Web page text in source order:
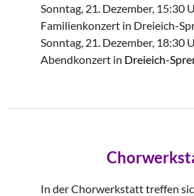
Sonntag, 21. Dezember, 15:30
Familienkonzert in Dreieich-
Sonntag, 21. Dezember, 18:30
Abendkonzert in Dreieich-
In der Chorwerkstatt treffen